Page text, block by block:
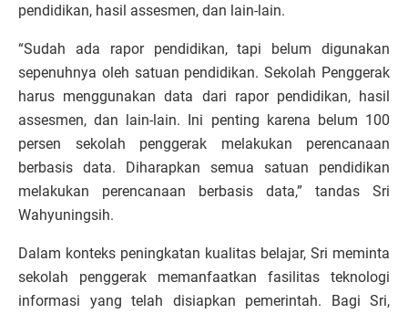
pendidikan, hasil assesmen, dan lain-lain.
“Sudah ada rapor pendidikan, tapi belum digunakan
sepenuhnya oleh satuan pendidikan. Sekolah Penggerak
harus menggunakan data dari rapor pendidikan, hasil
assesmen, dan lain-lain. Ini penting karena belum 100
persen sekolah penggerak melakukan perencanaan
berbasis data. Diharapkan semua satuan pendidikan
melakukan perencanaan berbasis data,” tandas Sri
Wahyuningsih.
Dalam konteks peningkatan kualitas belajar, Sri meminta
sekolah penggerak memanfaatkan fasilitas teknologi
informasi yang telah disiapkan pemerintah. Bagi Sri,